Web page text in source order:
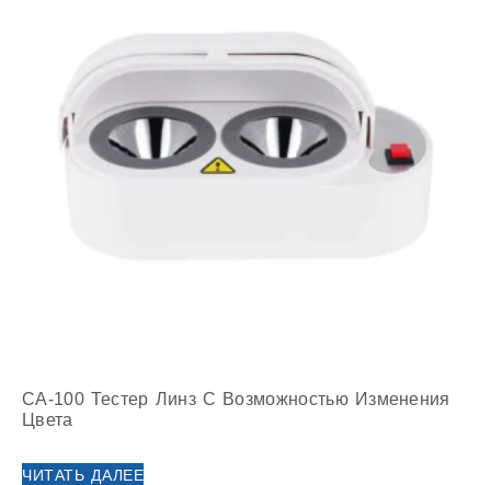
CA-100 Тестер Линз С Возможностью Изменения
Цвета
ЧИТАТЬ ДАЛЕЕ